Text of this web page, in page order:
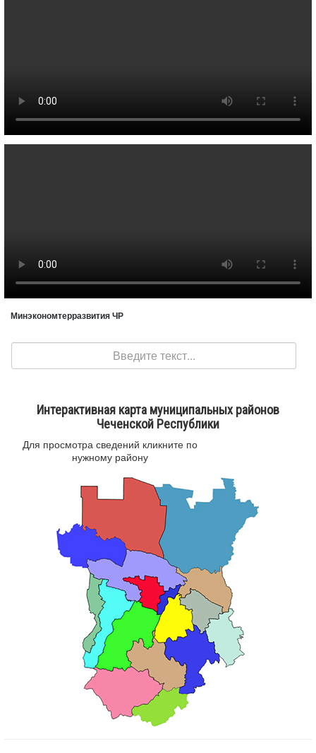
Минэкономтерразвития ЧР
Интерактивная карта муниципальных районов
Чеченской Республики
Для просмотра сведений кликните по
нужному району